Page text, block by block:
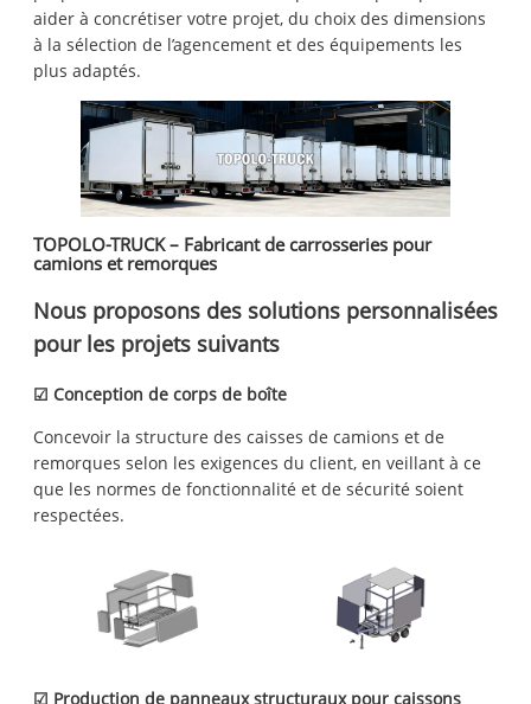
aider à concrétiser votre projet, du choix des dimensions
à la sélection de l’agencement et des équipements les
plus adaptés.
TOPOLO-TRUCK – Fabricant de carrosseries pour
camions et remorques
Nous proposons des solutions personnalisées
pour les projets suivants
☑ Conception de corps de boîte
Concevoir la structure des caisses de camions et de
remorques selon les exigences du client, en veillant à ce
que les normes de fonctionnalité et de sécurité soient
respectées.
☑ Production de panneaux structuraux pour caissons